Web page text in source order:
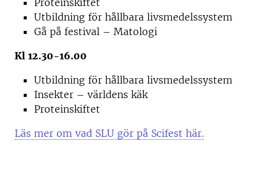
Proteinskiftet
Utbildning för hållbara livsmedelssystem
Gå på festival – Matologi
Kl 12.30-16.00
Utbildning för hållbara livsmedelssystem
Insekter – världens käk
Proteinskiftet
Läs mer om vad SLU gör på Scifest här.